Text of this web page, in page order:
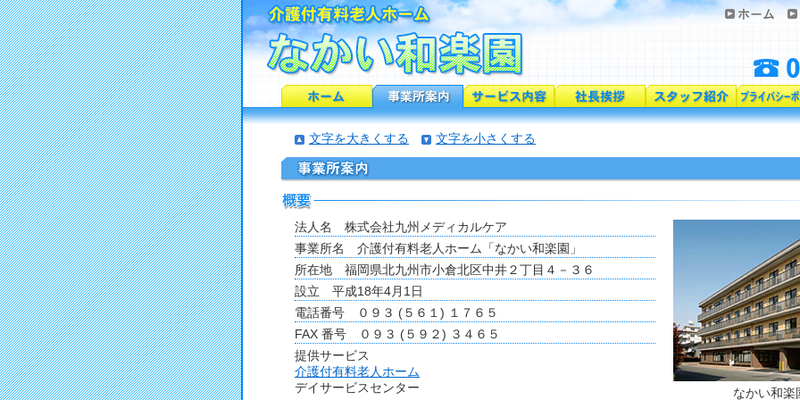
文字を大きくする 文字を小さくする
法人名 株式会社九州メディカルケア
事業所名 介護付有料老人ホーム「なかい和楽園」
所在地 福岡県北九州市小倉北区中井２丁目４－３６
設立 平成18年4月1日
電話番号 ０９３ (５６１) １７６５
FAX 番号 ０９３ (５９２) ３４６５
提供サービス
介護付有料老人ホーム
デイサービスセンター
なかい和